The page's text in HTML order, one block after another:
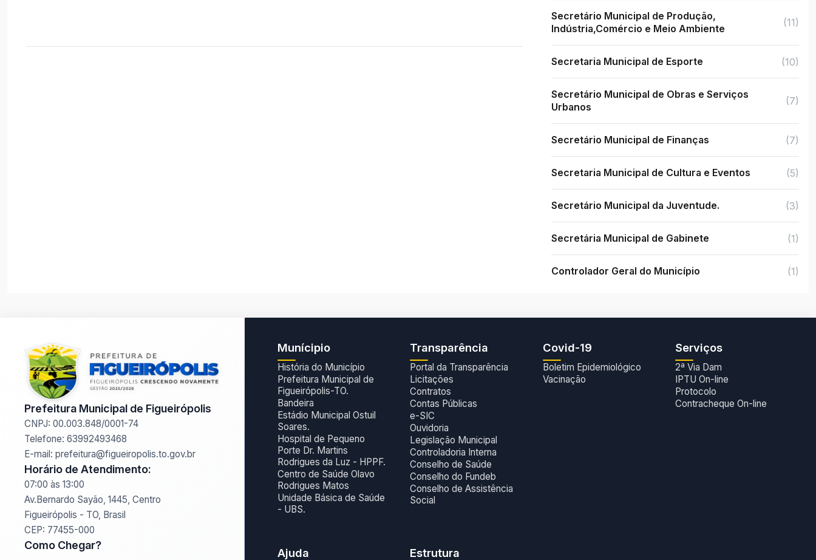
Secretário Municipal de Produção,
Indústria,Comércio e Meio Ambiente
(11)
Secretaria Municipal de Esporte (10)
Secretário Municipal de Obras e Serviços
Urbanos
(7)
Secretário Municipal de Finanças (7)
Secretaria Municipal de Cultura e Eventos (5)
Secretário Municipal da Juventude. (3)
Secretária Municipal de Gabinete (1)
Controlador Geral do Município (1)
Prefeitura Municipal de Figueirópolis
CNPJ: 00.003.848/0001-74
Telefone: 63992493468
E-mail: prefeitura@figueiropolis.to.gov.br
Horário de Atendimento:
07:00 às 13:00
Av.Bernardo Sayão, 1445, Centro
Figueirópolis - TO, Brasil
CEP: 77455-000
Como Chegar?
Munícipio
História do Município
Prefeitura Municipal de
Figueirópolis-TO.
Bandeira
Estádio Municipal Ostuil
Soares.
Hospital de Pequeno
Porte Dr. Martins
Rodrigues da Luz - HPPF.
Centro de Saúde Olavo
Rodrigues Matos
Unidade Básica de Saúde
- UBS.
Transparência
Portal da Transparência
Licitações
Contratos
Contas Públicas
e-SIC
Ouvidoria
Legislação Municipal
Controladoria Interna
Conselho de Saúde
Conselho do Fundeb
Conselho de Assistência
Social
Covid-19
Boletim Epidemiológico
Vacinação
Serviços
2ª Via Dam
IPTU On-line
Protocolo
Contracheque On-line
Ajuda
Estrutura